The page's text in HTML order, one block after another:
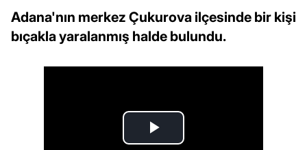
Adana'nın merkez Çukurova ilçesinde bir kişi
bıçakla yaralanmış halde bulundu.